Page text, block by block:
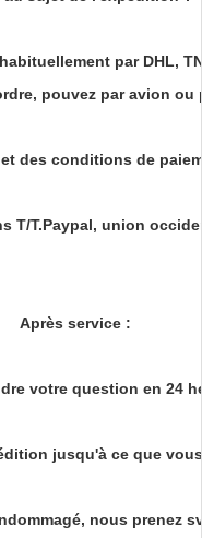
par DHL,
pouvez par avion ou
des conditions de
T/T.Paypal, union
Après service:
votre question en 24
jusqu'à ce que
nous prenez